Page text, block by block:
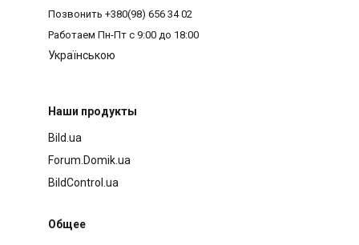
Позвонить +380(98) 656 34 02
Работаем Пн-Пт с 9:00 до 18:00
Українською
Наши продукты
Bild.ua
Forum.Domik.ua
BildControl.ua
Общее